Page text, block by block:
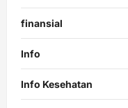
finansial
Info
Info Kesehatan